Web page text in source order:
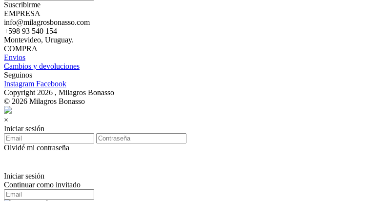
Suscribirme
EMPRESA
info@milagrosbonasso.com
+598 93 540 154
Montevideo, Uruguay.
COMPRA
Envios
Cambios y devoluciones
Seguinos
Instagram Facebook
Copyright 2026 , Milagros Bonasso
© 2026 Milagros Bonasso
×
Iniciar sesión
Olvidé mi contraseña
Iniciar sesión
Continuar como invitado